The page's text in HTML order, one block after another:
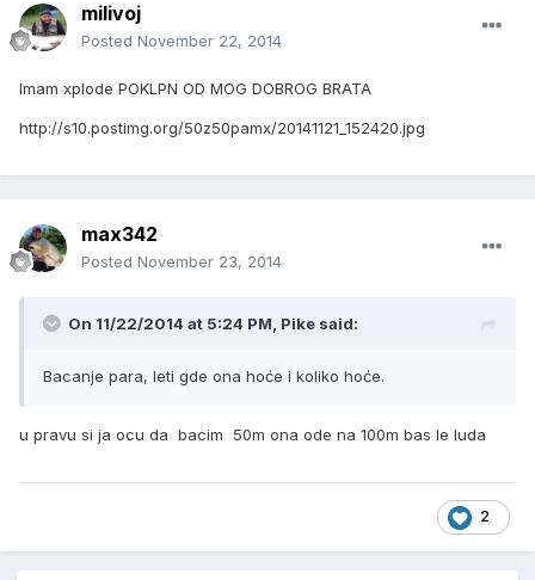
milivoj
Posted November 22, 2014
Imam xplode POKLPN OD MOG DOBROG BRATA
http://s10.postimg.org/50z50pamx/20141121_152420.jpg
max342
Posted November 23, 2014
On 11/22/2014 at 5:24 PM, Pike said:
Bacanje para, leti gde ona hoće i koliko hoće.
u pravu si ja ocu da bacim 50m ona ode na 100m bas le luda
2